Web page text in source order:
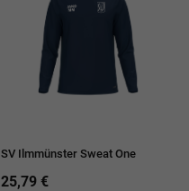
SV Ilmmünster Sweat One
25,79 €